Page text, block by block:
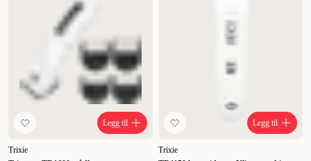
Legg til
Trixie
Legg til
Trixie